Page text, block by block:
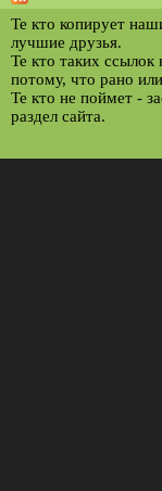
Те кто копирует
лучшие друзья.
Те кто таких
потому, что рано
Те кто не поймет -
раздел сайта.